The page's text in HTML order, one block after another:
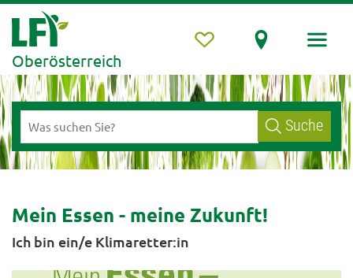
Oberösterreich
Suche
Mein Essen - meine Zukunft!
Ich bin ein/e Klimaretter:in